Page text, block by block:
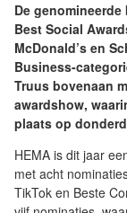
De
Best Social
McDonald’s en
Business-
Truus bovenaan
awardshow,
plaats op
HEMA is dit jaar
met acht
TikTok en Beste